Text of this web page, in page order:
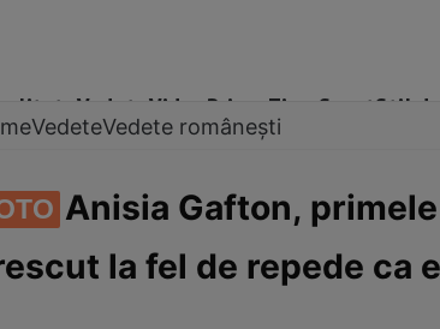
Vedete Video Prime Time SportStil
româneștiInterviurile Click!Paparazzii
VedeteVedete românești
Anisia Gafton,
la fel de repede ca